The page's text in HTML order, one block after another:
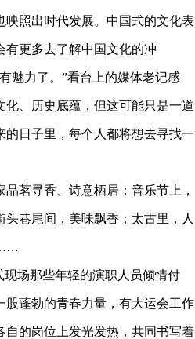
照出时代发展。中国式的文化表
有更多去了解中国文化的冲
魅力了。”看台上的媒体老记感
、历史底蕴，但这可能只是一道
日子里，每个人都将想去寻找一
茗寻香、诗意栖居；音乐节上，
巷尾间，美味飘香；太古里，人
……
现场那些年轻的演职人员倾情付
蓬勃的青春力量，有大运会工作
的岗位上发光发热，共同书写着